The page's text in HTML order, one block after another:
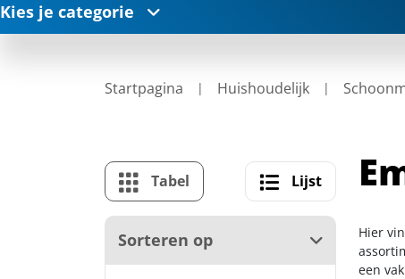
Kies je categorie
Startpagina Huishoudelijk
Tabel Lijst
Sorteren op
Hier
een